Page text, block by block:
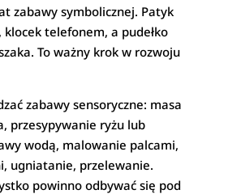
zabawy symbolicznej. Patyk
klocek telefonem, a pudełko
To ważny krok w rozwoju
zabawy sensoryczne: masa
przesypywanie ryżu lub
wodą, malowanie palcami,
ugniatanie, przelewanie.
powinno odbywać się pod